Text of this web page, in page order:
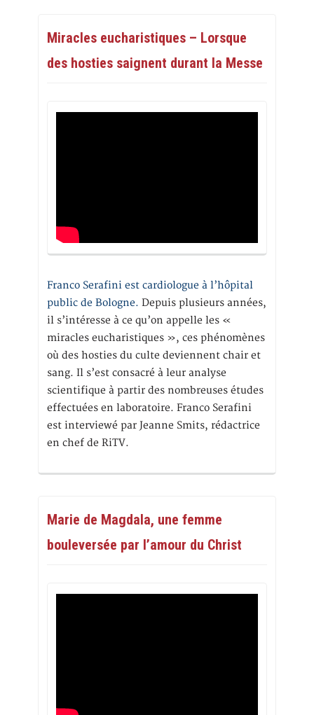
Miracles eucharistiques – Lorsque
des hosties saignent durant la Messe
Franco Serafini est cardiologue à l’hôpital
public de Bologne. Depuis plusieurs années,
il s’intéresse à ce qu’on appelle les «
miracles eucharistiques », ces phénomènes
où des hosties du culte deviennent chair et
sang. Il s’est consacré à leur analyse
scientifique à partir des nombreuses études
effectuées en laboratoire. Franco Serafini
est interviewé par Jeanne Smits, rédactrice
en chef de RiTV.
Marie de Magdala, une femme
bouleversée par l’amour du Christ